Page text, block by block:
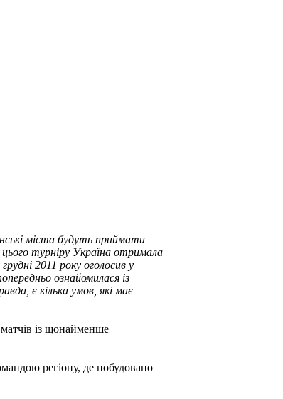
міста будуть приймати
турніру Україна отримала
2011 року оголосив у
ознайомилася із
є кілька умов, які має
із щонайменше
регіону, де побудовано